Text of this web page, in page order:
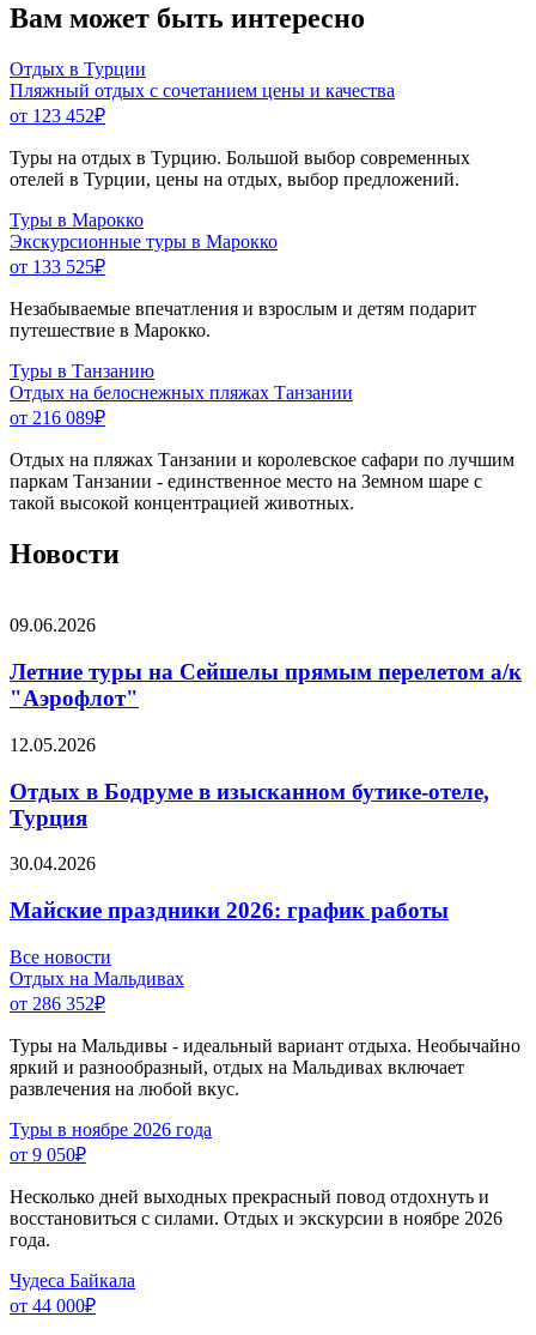
Вам может быть интересно
Отдых в Турции
Пляжный отдых с сочетанием цены и качества
от 123 452₽
Туры на отдых в Турцию. Большой выбор современных
отелей в Турции, цены на отдых, выбор предложений.
Туры в Марокко
Экскурсионные туры в Марокко
от 133 525₽
Незабываемые впечатления и взрослым и детям подарит
путешествие в Марокко.
Туры в Танзанию
Отдых на белоснежных пляжах Танзании
от 216 089₽
Отдых на пляжах Танзании и королевское сафари по лучшим
паркам Танзании - единственное место на Земном шаре с
такой высокой концентрацией животных.
Новости
09.06.2026
Летние туры на Сейшелы прямым перелетом а/к
"Аэрофлот"
12.05.2026
Отдых в Бодруме в изысканном бутике-отеле,
Турция
30.04.2026
Майские праздники 2026: график работы
Все новости
Отдых на Мальдивах
от 286 352₽
Туры на Мальдивы - идеальный вариант отдыха. Необычайно
яркий и разнообразный, отдых на Мальдивах включает
развлечения на любой вкус.
Туры в ноябре 2026 года
от 9 050₽
Несколько дней выходных прекрасный повод отдохнуть и
восстановиться с силами. Отдых и экскурсии в ноябре 2026
года.
Чудеса Байкала
от 44 000₽